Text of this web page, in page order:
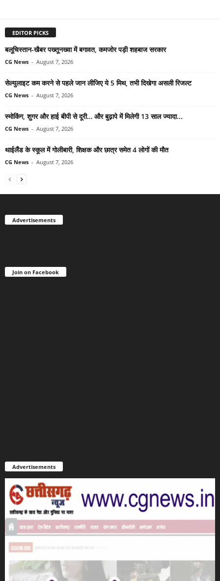
EDITOR PICKS
बलूचिस्तान-खैबर पख्तूनख्वा में बगावत, कमजोर पड़ी शहबाज सरकार
CG News - August 7, 2026
सेल्युलाइट कम करने से पहले जान लीजिए ये 5 मिथ, तभी दिखेगा असली रिजल्ट
CG News - August 7, 2026
स्मोकिंग, शुगर और हाई बीपी से दूरी… और बुढ़ापे में मिलेगी 13 साल ज्यादा...
CG News - August 7, 2026
थाईलैंड के स्कूल में गोलीबारी, शिक्षक और छात्र समेत 4 लोगों की मौत
CG News - August 7, 2026
Advertisements
Join on Facebook
Advertisements